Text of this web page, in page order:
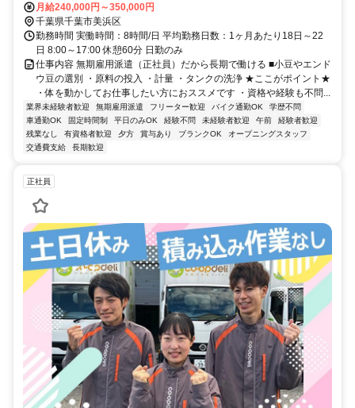
料駐車場有）
月給240,000円～350,000円
千葉県千葉市美浜区
勤務時間 実働時間：8時間/日 平均勤務日数：1ヶ月あたり18日～22
日 8:00～17:00 休憩60分 日勤のみ
仕事内容 無期雇用派遣（正社員）だから長期で働ける ■小豆やエンド
ウ豆の選別 ・原料の投入 ・計量 ・タンクの洗浄 ★ここがポイント★
・体を動かしてお仕事したい方におススメです ・資格や経験も不問...
業界未経験者歓迎 無期雇用派遣 フリーター歓迎 バイク通勤OK
学歴不問
車通勤OK
固定時間制 平日のみOK 経験不問 未経験者歓迎 午前
経験者歓迎
残業なし
有資格者歓迎 夕方 賞与あり ブランクOK
オープニングスタッフ
交通費支給
長期歓迎
正社員